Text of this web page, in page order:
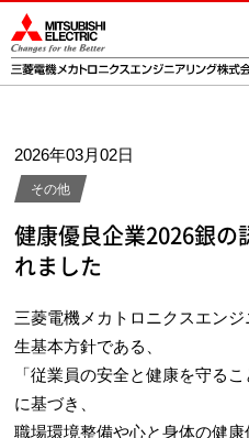
2026年03月02日
その他
健康優良企業2026銀の
れました
三菱電機メカトロニクスエン
生基本方針である、
「従業員の安全と健康を守る
に基づき、
職場環境整備や心と身体の健